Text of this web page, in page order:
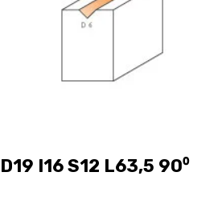
I16 S12 L63,5 90⁰